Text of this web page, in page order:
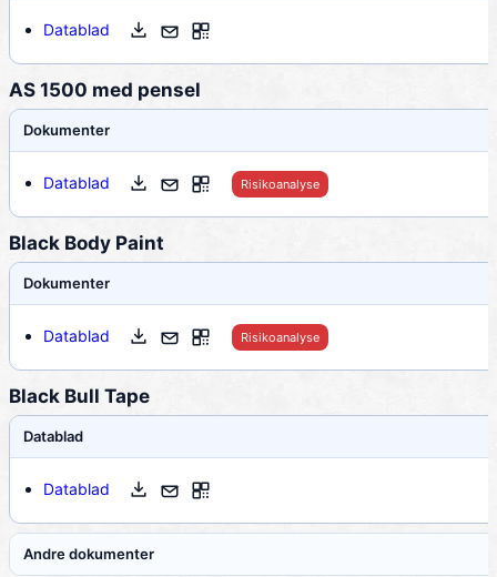
Datablad
AS 1500 med pensel
Dokumenter
Datablad Risikoanalyse
Black Body Paint
Dokumenter
Datablad Risikoanalyse
Black Bull Tape
Datablad
Datablad
Andre dokumenter